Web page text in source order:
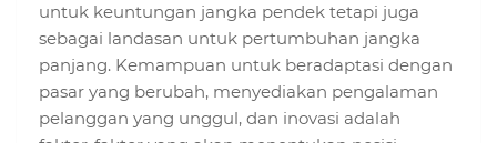
untuk keuntungan jangka pendek tetapi juga
sebagai landasan untuk pertumbuhan jangka
panjang. Kemampuan untuk beradaptasi dengan
pasar yang berubah, menyediakan pengalaman
pelanggan yang unggul, dan inovasi adalah